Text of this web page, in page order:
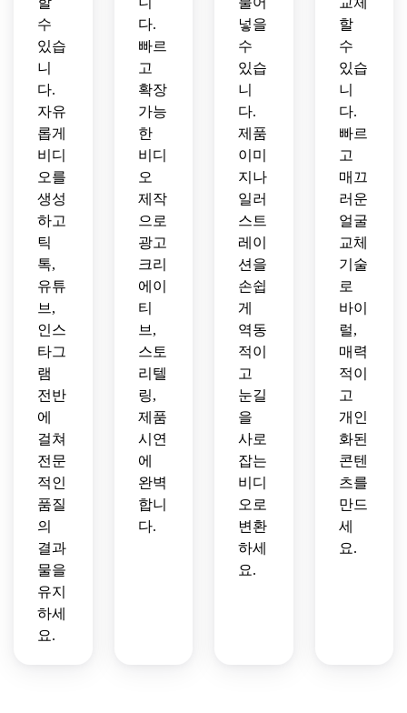
수
있습
니
다.
자유
롭게
비디
오를
생성
하고
틱
톡,
유튜
브,
인스
타그
램
전반
에
걸쳐
전문
적인
품질
의
결과
물을
유지
하세
요.
다.
빠르
고
확장
가능
한
비디
오
제작
으로
광고
크리
에이
티
브,
스토
리텔
링,
제품
시연
에
완벽
합니
다.
넣을
수
있습
니
다.
제품
이미
지나
일러
스트
레이
션을
손쉽
게
역동
적이
고
눈길
을
사로
잡는
비디
오로
변환
하세
요.
할
수
있습
니
다.
빠르
고
매끄
러운
얼굴
교체
기술
로
바이
럴,
매력
적이
고
개인
화된
콘텐
츠를
만드
세
요.